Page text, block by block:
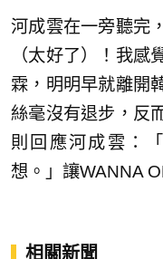
河成雲在一旁聽完
（太好了）！我感
霖，明明早就離開
絲毫沒有退步，反
則回應河成雲：
想。」讓WANNA
相關新聞